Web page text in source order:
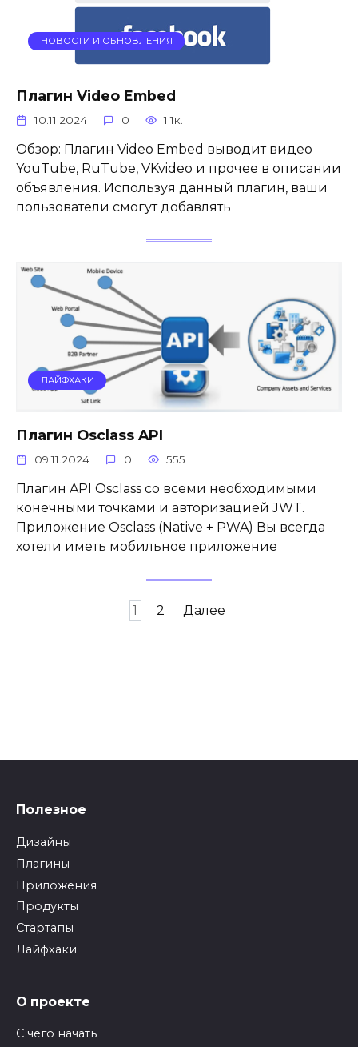
НОВОСТИ И ОБНОВЛЕНИЯ
Плагин Video Embed
10.11.2024 0 1.1к.
Обзор: Плагин Video Embed выводит видео
YouTube, RuTube, VKvideo и прочее в описании
объявления. Используя данный плагин, ваши
пользователи смогут добавлять
ЛАЙФХАКИ
Плагин Osclass API
09.11.2024 0 555
Плагин API Osclass со всеми необходимыми
конечными точками и авторизацией JWT.
Приложение Osclass (Native + PWA) Вы всегда
хотели иметь мобильное приложение
1 2 Далее
Полезное
Дизайны
Плагины
Приложения
Продукты
Стартапы
Лайфхаки
О проекте
С чего начать